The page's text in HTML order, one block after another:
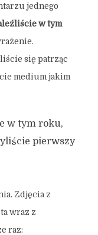
jednego
w tym
się patrząc
medium jakim
w tym roku,
pierwszy
Zdjęcia z
wraz z
raz: